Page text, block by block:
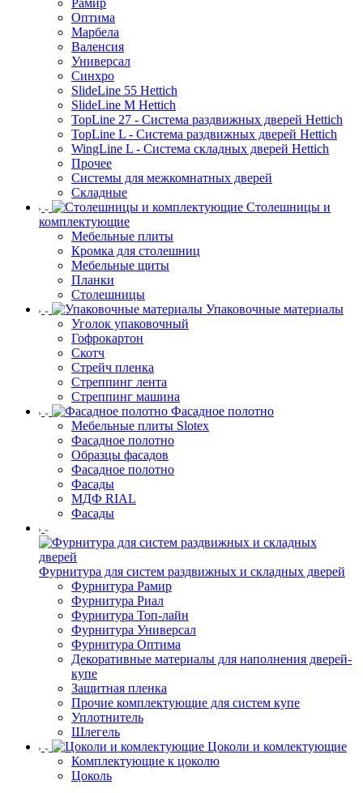
Рамир
Оптима
Марбела
Валенсия
Универсал
Синхро
SlideLine 55 Hettich
SlideLine M Hettich
TopLine 27 - Система раздвижных дверей Hettich
TopLine L - Система раздвижных дверей Hettich
WingLine L - Система складных дверей Hettich
Прочее
Системы для межкомнатных дверей
Складные
Столешницы и
комплектующие
Мебельные плиты
Кромка для столешниц
Мебельные щиты
Планки
Столешницы
Упаковочные материалы
Уголок упаковочный
Гофрокартон
Скотч
Стрейч пленка
Стреппинг лента
Стреппинг машина
Фасадное полотно
Мебельные плиты Slotex
Фасадное полотно
Образцы фасадов
Фасадное полотно
Фасады
МДФ RIAL
Фасады
Фурнитура для систем раздвижных и складных дверей
Фурнитура Рамир
Фурнитура Риал
Фурнитура Топ-лайн
Фурнитура Универсал
Фурнитура Оптима
Декоративные материалы для наполнения дверей-
купе
Защитная пленка
Прочие комплектующие для систем купе
Уплотнитель
Шлегель
Цоколи и комлектующие
Комплектующие к цоколю
Цоколь